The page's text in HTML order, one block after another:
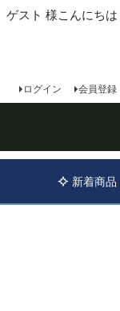
ゲスト 様こんにちは
ログイン 会員登録
新着商品